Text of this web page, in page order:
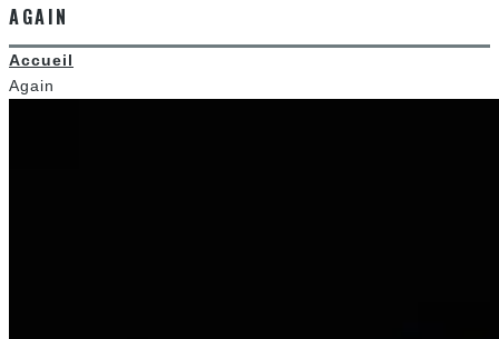
AGAIN
Accueil
Again